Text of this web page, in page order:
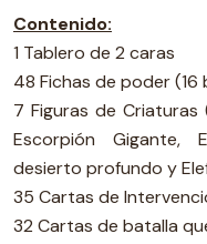
Contenido:
1 Tablero de 2 caras
48 Fichas de poder (16
7 Figuras de Criaturas
Escorpión Gigante,
desierto profundo y
35 Cartas de
32 Cartas de batalla